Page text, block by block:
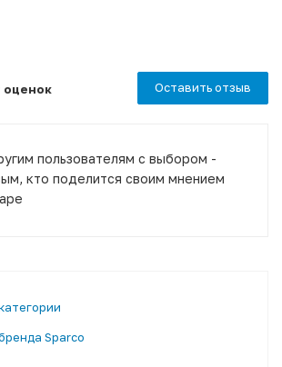
оценок Оставить отзыв
пользователям с выбором -
кто поделится своим мнением
Sparco